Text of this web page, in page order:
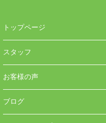
トップページ
スタッフ
お客様の声
ブログ